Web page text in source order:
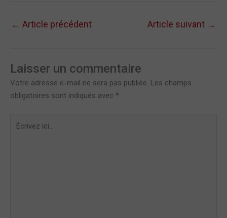
← Article précédent Article suivant →
Laisser un commentaire
Votre adresse e-mail ne sera pas publiée. Les champs
obligatoires sont indiqués avec *